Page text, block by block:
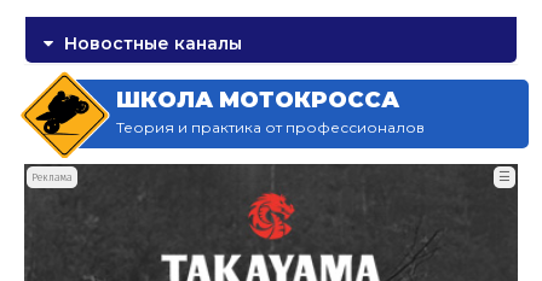
Новостные каналы
ШКОЛА МОТОКРОССА
Теория и практика от профессионалов
Реклама ☰